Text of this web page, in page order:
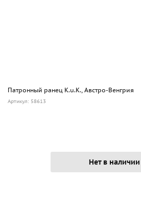
Патронный ранец K.u.K., Австро-Венгрия
Артикул: 58613
Нет в наличии